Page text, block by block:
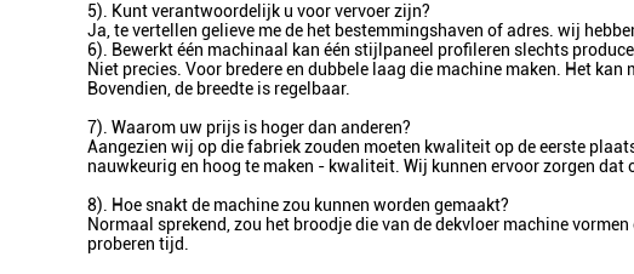
5). Kunt verantwoordelijk u voor vervoer zijn?
Ja, te vertellen gelieve me de het bestemmingshaven of adres. wij
6). Bewerkt één machinaal kan één stijlpaneel profileren slechts
Niet precies. Voor bredere en dubbele laag die machine maken. Het kan
Bovendien, de breedte is regelbaar.
7). Waarom uw prijs is hoger dan anderen?
Aangezien wij op die fabriek zouden moeten kwaliteit op de eerste
nauwkeurig en hoog te maken - kwaliteit. Wij kunnen ervoor zorgen
8). Hoe snakt de machine zou kunnen worden gemaakt?
Normaal sprekend, zou het broodje die van de dekvloer machine
proberen tijd.